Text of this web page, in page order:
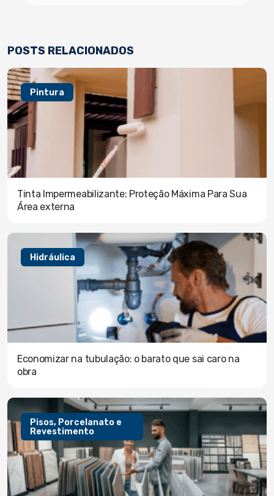
POSTS RELACIONADOS
Pintura
Tinta Impermeabilizante: Proteção Máxima Para Sua
Área externa
Hidráulica
Economizar na tubulação: o barato que sai caro na
obra
Pisos, Porcelanato e
Revestimento